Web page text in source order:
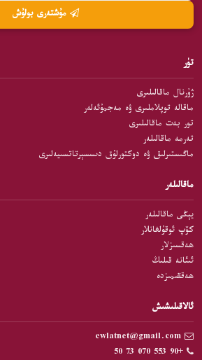
تۈر
ژۇرنال ماقالىلىرى
ماقالە توپلاملىرى ۋە مەجمۇئەلەر
تور بەت ماقالىلىرى
تەرمە ماقالىلەر
ماگىستىرلىق ۋە دوكتورلۇق دىسسېرتاتسىيەلىرى
ماقالىلەر
يېڭى ماقالىلەر
كۆپ ئوقۇلغانلار
ھەقسىزلار
ئىئانە قىلىڭ
ھەققىمىزدە
ئالاقىلىشىش
+90 553 070 73 50